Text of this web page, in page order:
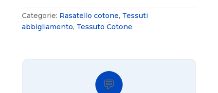
Categorie: Rasatello cotone, Tessuti
abbigliamento, Tessuto Cotone
💬